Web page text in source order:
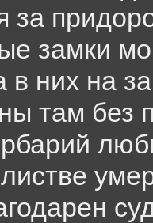
за
замки
них на
там без